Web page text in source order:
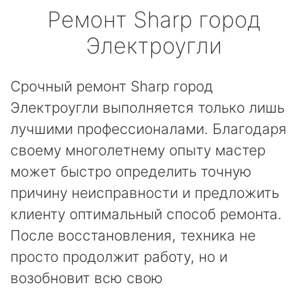
Ремонт Sharp город
Электроугли
Срочный ремонт Sharp город
Электроугли выполняется только лишь
лучшими профессионалами. Благодаря
своему многолетнему опыту мастер
может быстро определить точную
причину неисправности и предложить
клиенту оптимальный способ ремонта.
После восстановления, техника не
просто продолжит работу, но и
возобновит всю свою